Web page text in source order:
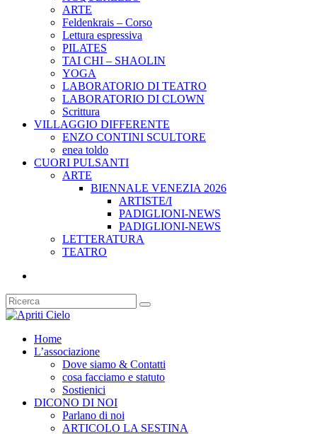
ARTE
Feldenkrais – Corso
Lettura espressiva
PILATES
TAI CHI – SHAOLIN
YOGA
LABORATORIO DI TEATRO
LABORATORIO DI CLOWN
Scrittura
VILLAGGIO DIFFERENTE
ENZO CONTINI SCULTORE
enea toldo
CUORI PULSANTI
ARTE
BIENNALE VENEZIA 2026
ARTISTE/I
PADIGLIONI-NEWS
PADIGLIONI-NEWS
LETTERATURA
TEATRO
Home
L’associazione
Dove siamo & Contatti
cosa facciamo e statuto
Sostienici
DICONO DI NOI
Parlano di noi
ARTICOLO LA SESTINA